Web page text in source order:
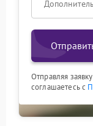
Отправляя
соглашаетесь с